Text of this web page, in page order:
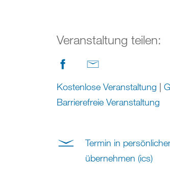
Veranstaltung teilen:
Kostenlose Veranstaltung |
Barrierefreie Veranstaltung
Termin in
übernehmen (ics)